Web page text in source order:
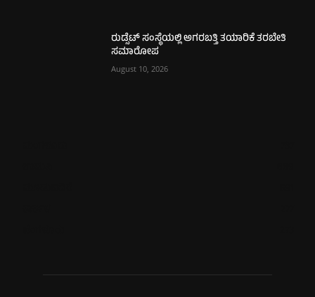
ರುಡ್ಸೆಟ್ ಸಂಸ್ಥೆಯಲ್ಲಿ ಅಗರಬತ್ತಿ ತಯಾರಿಕೆ ತರಬೇತಿ
ಸಮಾರೋಪ
August 10, 2026